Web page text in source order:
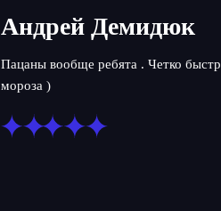
Андрей Демидюк
Пацаны вообще ребята . Четко
мороза )